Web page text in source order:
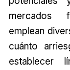
mercados
emplean
cuánto
establecer